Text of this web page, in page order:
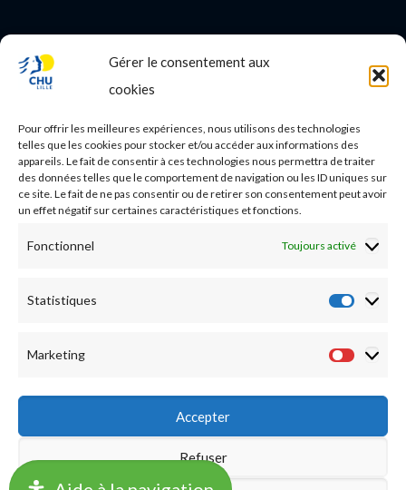
Gérer le consentement aux
cookies
Pour offrir les meilleures expériences, nous utilisons des technologies
telles que les cookies pour stocker et/ou accéder aux informations des
appareils. Le fait de consentir à ces technologies nous permettra de traiter
des données telles que le comportement de navigation ou les ID uniques sur
ce site. Le fait de ne pas consentir ou de retirer son consentement peut avoir
un effet négatif sur certaines caractéristiques et fonctions.
Fonctionnel Toujours activé
Statistiques
Marketing
Accepter
Refuser
PROFESSIONNEL DE SANTE
Nos essais cliniques
Ecoles paramédicales
Mentions légales